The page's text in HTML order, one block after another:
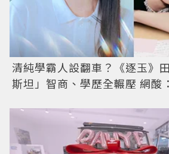
清純學霸人設翻車？《逐玉》
斯坦」智商、學歷全輾壓 網酸